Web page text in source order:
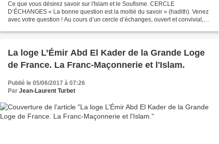
Ce que vous désirez savoir sur l'Islam et le Soufisme. CERCLE
D’ÉCHANGES « La bonne question est la moitié du savoir » (hadith). Venez
avec votre question ! Au cours d’un cercle d’échanges, ouvert et convivial,
La loge L’Émir Abd El Kader de la Grande Loge
de France. La Franc-Maçonnerie et l'Islam.
Publié le 05/06/2017 à 07:26
Par Jean-Laurent Turbet